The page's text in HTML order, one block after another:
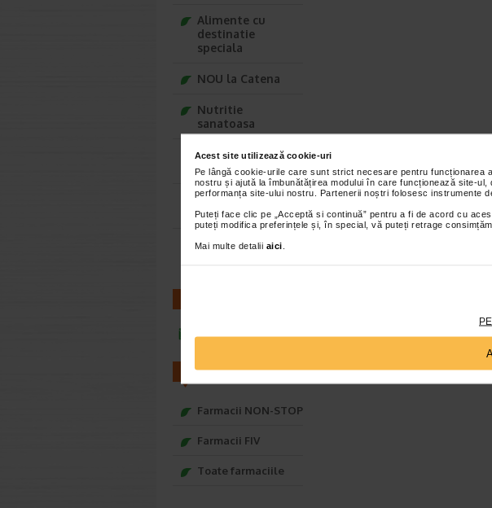
Acest site utilizează cookie-uri
Pe lângă cookie-urile care sunt strict necesare pentru
nostru și ajută la îmbunătățirea modului în care funcționează site-
performanța site-ului nostru. Partenerii noștri folosesc instrumente
Puteți face clic pe „Acceptă si continuă” pentru a fi de acord cu
puteți modifica preferințele și, în special, vă puteți retrage
Mai multe detalii aici
Alimente cu
destinatie
speciala
NOU la Catena
Nutritie
sanatoasa
Ce Oftapic ti se
potriveste
Adora – Adorabili
din prima clipa
Seturi cadou
infoline@catena.ro
FARMACII
Farmacii NON-STOP
Farmacii FIV
Toate farmaciile